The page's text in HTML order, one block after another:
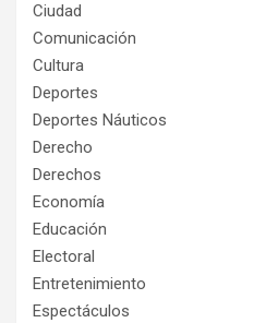
Ciudad
Comunicación
Cultura
Deportes
Deportes Náuticos
Derecho
Derechos
Economía
Educación
Electoral
Entretenimiento
Espectáculos